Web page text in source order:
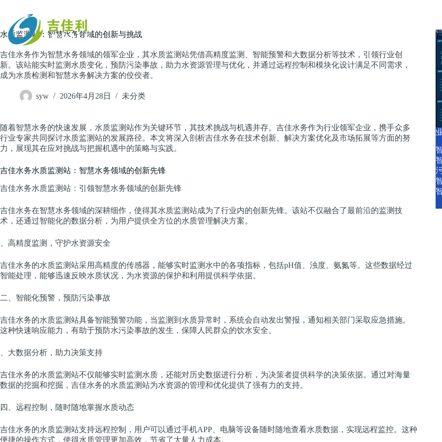
容
关于我
水质监测站：智慧水务领域的创新与挑战
吉佳水务作为智慧水务领域的领军企业，其水质监测站凭借高精度监测、智能预警和大数据分析等技术，引领行业创
新。该站能实时监测水质变化，预防污染事故，助力水资源管理与优化，并通过远程控制和模块化设计满足不同需求，
成为水质检测和智慧水务解决方案的佼佼者。
syw 2026年4月28日 未分类
随着智慧水务的快速发展，水质监测站作为关键环节，其技术挑战与机遇并存。吉佳水务作为行业领军企业，携手众多
行业专家共同探讨水质监测站的发展路径。本文将深入剖析吉佳水务在技术创新、解决方案优化及市场拓展等方面的努
力，展现其在应对挑战与把握机遇中的策略与实践。
吉佳水务水质监测站：智慧水务领域的创新先锋
吉佳水务水质监测站：引领智慧水务领域的创新先锋
吉佳水务在智慧水务领域的深耕细作，使得其水质监测站成为了行业内的创新先锋。该站不仅融合了最前沿的监测技
术，还通过智能化的数据分析，为用户提供全方位的水质管理解决方案。
、高精度监测，守护水资源安全
吉佳水务的水质监测站采用高精度的传感器，能够实时监测水中的各项指标，包括pH值、浊度、氨氮等。这些数据经过
智能处理，能够迅速反映水质状况，为水资源的保护和利用提供科学依据。
二、智能化预警，预防污染事故
吉佳水务的水质监测站具备智能预警功能，当监测到水质异常时，系统会自动发出警报，通知相关部门采取应急措施。
这种快速响应能力，有助于预防水污染事故的发生，保障人民群众的饮水安全。
、大数据分析，助力决策支持
吉佳水务的水质监测站不仅能够实时监测水质，还能对历史数据进行分析，为决策者提供科学的决策依据。通过对海量
数据的挖掘和挖掘，吉佳水务的水质监测站为水资源的管理和优化提供了强有力的支持。
四、远程控制，随时随地掌握水质动态
吉佳水务的水质监测站支持远程控制，用户可以通过手机APP、电脑等设备随时随地查看水质数据，实现远程监控。这种
便捷的操作方式，使得水质管理更加高效，节省了大量人力成本。